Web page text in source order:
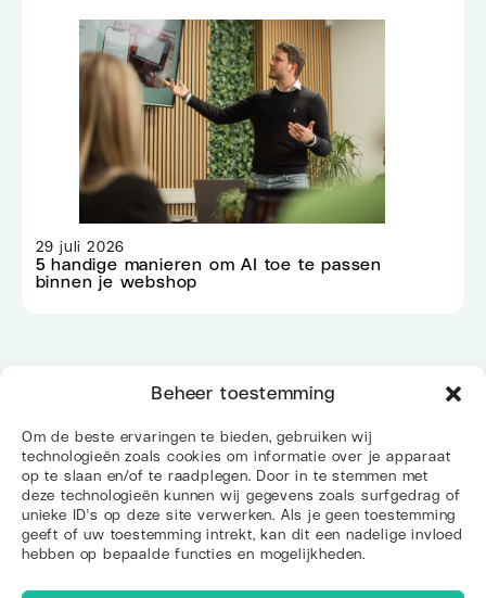
Beheer toestemming
Om de beste ervaringen te bieden, gebruiken wij
technologieën zoals cookies om informatie over je apparaat
op te slaan en/of te raadplegen. Door in te stemmen met
deze technologieën kunnen wij gegevens zoals surfgedrag of
unieke ID's op deze site verwerken. Als je geen toestemming
geeft of uw toestemming intrekt, kan dit een nadelige invloed
hebben op bepaalde functies en mogelijkheden.
29 juli 2026
5 handige manieren om AI toe te passen
binnen je webshop